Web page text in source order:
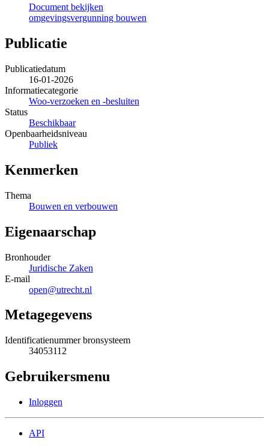
Document bekijken
omgevingsvergunning bouwen
Publicatie
Publicatiedatum
16-01-2026
Informatiecategorie
Woo-verzoeken en -besluiten
Status
Beschikbaar
Openbaarheidsniveau
Publiek
Kenmerken
Thema
Bouwen en verbouwen
Eigenaarschap
Bronhouder
Juridische Zaken
E-mail
open@utrecht.nl
Metagegevens
Identificatienummer bronsysteem
34053112
Gebruikersmenu
Inloggen
API